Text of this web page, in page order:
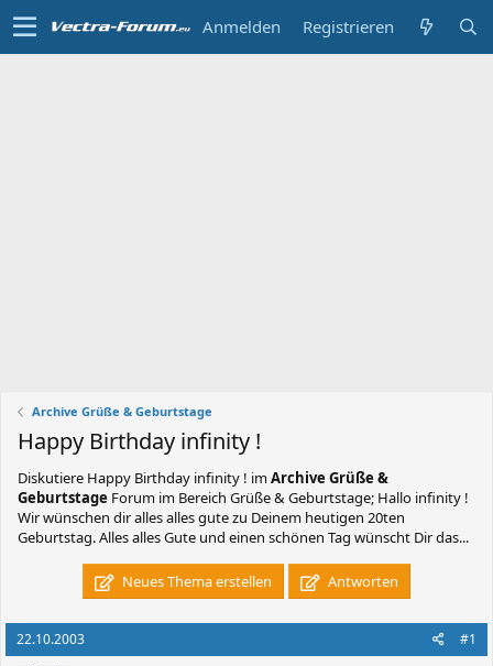
Anmelden Registrieren
Archive Grüße & Geburtstage
Happy Birthday infinity !
Diskutiere Happy Birthday infinity ! imArchive Grüße &
Geburtstage Forum im Bereich Grüße & Geburtstage; Hallo infinity !
Wir wünschen dir alles alles gute zu Deinem heutigen 20ten
Geburtstag. Alles alles Gute und einen schönen Tag wünscht Dir das...
Neues Thema erstellen Antworten
22.10.2003 #1